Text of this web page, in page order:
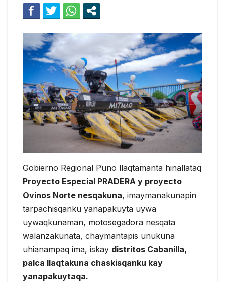
Gobierno Regional Puno llaqtamanta hinallataq
Proyecto Especial PRADERA y proyecto
Ovinos Norte nesqakuna, imaymanakunapin
tarpachisqanku yanapakuyta uywa
uywaqkunaman, motosegadora nesqata
walanzakunata, chaymantapis unukuna
uhianampaq ima, iskay distritos Cabanilla,
palca llaqtakuna chaskisqanku kay
yanapakuytaqa.